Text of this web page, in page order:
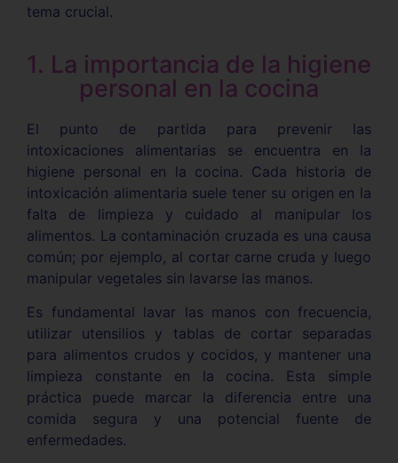
tema crucial.
1. La importancia de la higiene
personal en la cocina
El punto de partida para prevenir las
intoxicaciones alimentarias se encuentra en la
higiene personal en la cocina. Cada historia de
intoxicación alimentaria suele tener su origen en la
falta de limpieza y cuidado al manipular los
alimentos. La contaminación cruzada es una causa
común; por ejemplo, al cortar carne cruda y luego
manipular vegetales sin lavarse las manos.
Es fundamental lavar las manos con frecuencia,
utilizar utensilios y tablas de cortar separadas
para alimentos crudos y cocidos, y mantener una
limpieza constante en la cocina. Esta simple
práctica puede marcar la diferencia entre una
comida segura y una potencial fuente de
enfermedades.